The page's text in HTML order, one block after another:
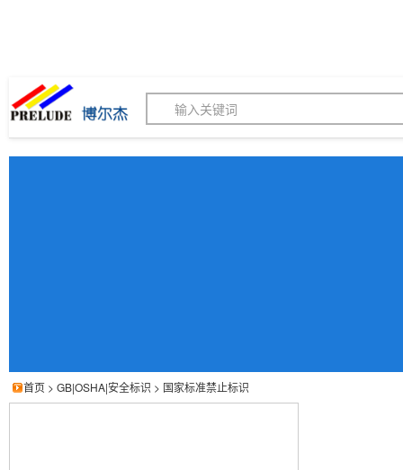
博尔杰PTS - 工业标识解
首页 > GB|OSHA|安全标识 > 国家标准禁止标识
博尔杰 安全标志墙贴 安